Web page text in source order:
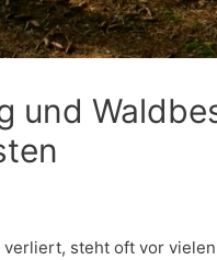
und
steht oft vor